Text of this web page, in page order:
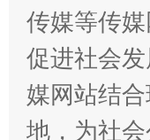
传媒等传
促进社会
媒网站结
地，为社